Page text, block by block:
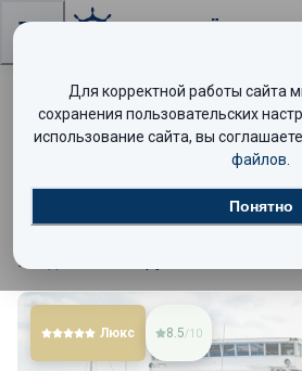
Круизы с акцией
Круизы Описание
Найдено
Люкс 8.5/10
Для корректной работы сайта
сохранения пользовательских
использование сайта, вы
файлов
Понятно